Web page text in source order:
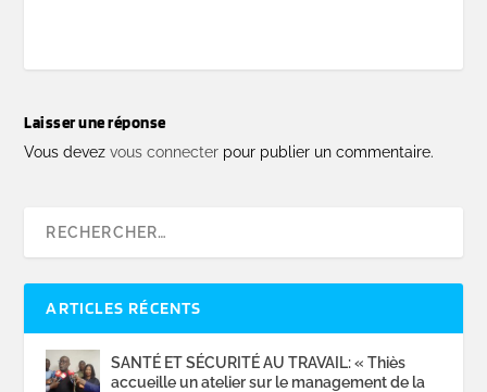
Laisser une réponse
Vous devezvous connecter pour publier un commentaire.
ARTICLES RÉCENTS
SANTÉ ET SÉCURITÉ AU TRAVAIL: « Thiès
accueille un atelier sur le management de la